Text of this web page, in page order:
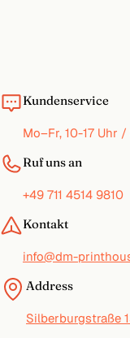
Kundenservice
Mo–Fr, 10-17 Uhr /
Ruf uns an
+49 711 4514 9810
Kontakt
info@dm-
Address
Silberburgstraße